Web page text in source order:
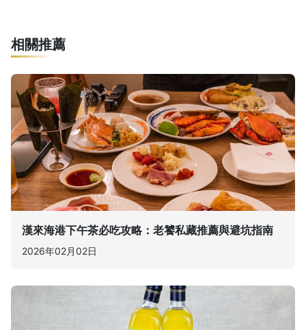
相關推薦
漢來海港下午茶必吃攻略：老饕私藏推薦與避坑指南
2026年02月02日